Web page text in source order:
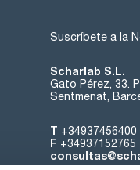
Suscríbete a la
Scharlab S.L.
Gato Pérez, 33.
Sentmenat,
T +34937456400
F +34937152765